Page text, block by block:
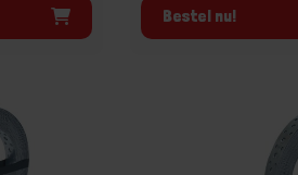
Bestel nu!